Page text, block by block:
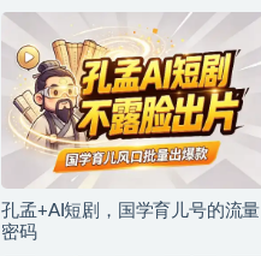
孔孟+AI短剧，国学育儿号的流量
密码